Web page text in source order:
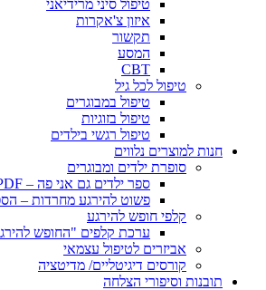
טיפול סיני מרידיאני
איזון צ'אקרות
תקשור
המסע
CBT
טיפול לכל גיל
טיפול במבוגרים
טיפול בזוגיות
טיפול רגשי בילדים
חנות למוצרים נלווים
סופרת ילדים ומבוגרים
ספר ילדים גם אני פה – PDF
פשוט להירגע מחרדות –
קלפי חופש להירגע
ערכת קלפים "החופש
אביזרים לטיפול עצמאי
קורסים דיגיטליים/ מדיטציה
תובנות וסיפורי הצלחה